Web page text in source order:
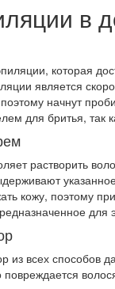
в
которая
является
начнут
для бритья,
растворить
кожу, поэтому
для
из всех способов
повреждается